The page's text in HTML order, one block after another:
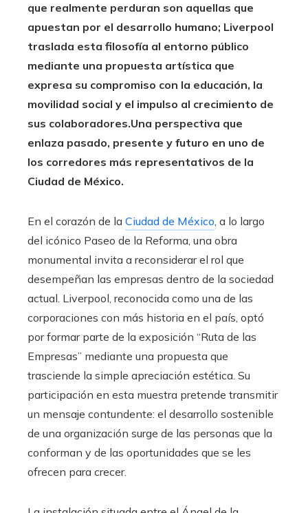
que realmente perduran son aquellas que
apuestan por el desarrollo humano; Liverpool
traslada esta filosofía al entorno público
mediante una propuesta artística que
expresa su compromiso con la educación, la
movilidad social y el impulso al crecimiento de
sus colaboradores.Una perspectiva que
enlaza pasado, presente y futuro en uno de
los corredores más representativos de la
Ciudad de México.
En el corazón de la Ciudad de México, a lo largo
del icónico Paseo de la Reforma, una obra
monumental invita a reconsiderar el rol que
desempeñan las empresas dentro de la sociedad
actual. Liverpool, reconocida como una de las
corporaciones con más historia en el país, optó
por formar parte de la exposición “Ruta de las
Empresas” mediante una propuesta que
trasciende la simple apreciación estética. Su
participación en esta muestra pretende transmitir
un mensaje contundente: el desarrollo sostenible
de una organización surge de las personas que la
conforman y de las oportunidades que se les
ofrecen para crecer.